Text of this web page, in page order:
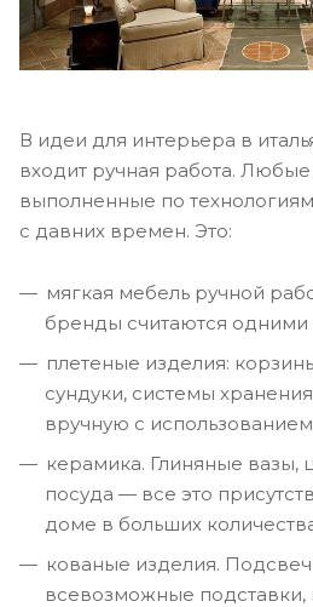
В идеи для интерьера в
входит ручная работа.
выполненные по
с давних времен. Это:
мягкая мебель ручной
бренды считаются одними
плетеные изделия:
сундуки, системы
вручную с
керамика. Глиняные вазы,
посуда — все это
доме в больших
кованые изделия.
всевозможные подставки,